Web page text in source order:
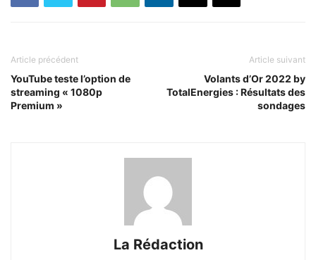
Article précédent
YouTube teste l’option de
streaming « 1080p
Premium »
Article suivant
Volants d’Or 2022 by
TotalEnergies : Résultats des
sondages
La Rédaction